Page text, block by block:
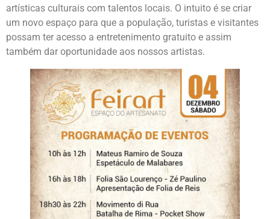
artísticas culturais com talentos locais. O intuito é se criar
um novo espaço para que a população, turistas e visitantes
possam ter acesso a entretenimento gratuito e assim
também dar oportunidade aos nossos artistas.